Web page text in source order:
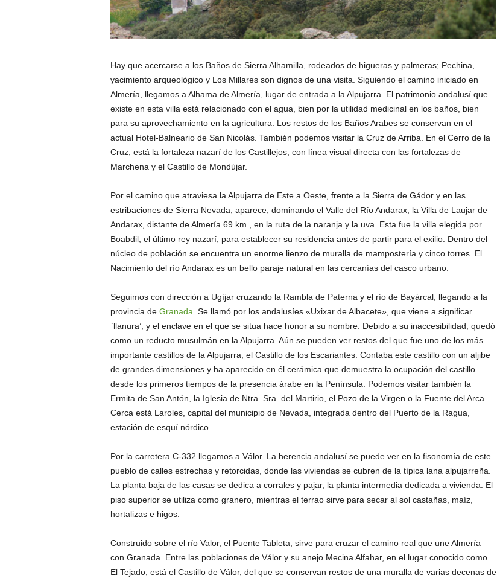
Hay que acercarse a los Baños de Sierra Alhamilla, rodeados de higueras y palmeras; Pechina,
yacimiento arqueológico y Los Millares son dignos de una visita. Siguiendo el camino iniciado en
Almería, llegamos a Alhama de Almería, lugar de entrada a la Alpujarra. El patrimonio andalusí que
existe en esta villa está relacionado con el agua, bien por la utilidad medicinal en los baños, bien
para su aprovechamiento en la agricultura. Los restos de los Baños Arabes se conservan en el
actual Hotel-Balneario de San Nicolás. También podemos visitar la Cruz de Arriba. En el Cerro de la
Cruz, está la fortaleza nazarí de los Castillejos, con línea visual directa con las fortalezas de
Marchena y el Castillo de Mondújar.
Por el camino que atraviesa la Alpujarra de Este a Oeste, frente a la Sierra de Gádor y en las
estribaciones de Sierra Nevada, aparece, dominando el Valle del Río Andarax, la Villa de Laujar de
Andarax, distante de Almería 69 km., en la ruta de la naranja y la uva. Esta fue la villa elegida por
Boabdil, el último rey nazarí, para establecer su residencia antes de partir para el exilio. Dentro del
núcleo de población se encuentra un enorme lienzo de muralla de mampostería y cinco torres. El
Nacimiento del río Andarax es un bello paraje natural en las cercanías del casco urbano.
Seguimos con dirección a Ugíjar cruzando la Rambla de Paterna y el río de Bayárcal, llegando a la
provincia de Granada. Se llamó por los andalusíes «Uxixar de Albacete», que viene a significar
`llanura’, y el enclave en el que se situa hace honor a su nombre. Debido a su inaccesibilidad, quedó
como un reducto musulmán en la Alpujarra. Aún se pueden ver restos del que fue uno de los más
importante castillos de la Alpujarra, el Castillo de los Escariantes. Contaba este castillo con un aljibe
de grandes dimensiones y ha aparecido en él cerámica que demuestra la ocupación del castillo
desde los primeros tiempos de la presencia árabe en la Península. Podemos visitar también la
Ermita de San Antón, la Iglesia de Ntra. Sra. del Martirio, el Pozo de la Virgen o la Fuente del Arca.
Cerca está Laroles, capital del municipio de Nevada, integrada dentro del Puerto de la Ragua,
estación de esquí nórdico.
Por la carretera C-332 llegamos a Válor. La herencia andalusí se puede ver en la fisonomía de este
pueblo de calles estrechas y retorcidas, donde las viviendas se cubren de la típica lana alpujarreña.
La planta baja de las casas se dedica a corrales y pajar, la planta intermedia dedicada a vivienda. El
piso superior se utiliza como granero, mientras el terrao sirve para secar al sol castañas, maíz,
hortalizas e higos.
Construido sobre el río Valor, el Puente Tableta, sirve para cruzar el camino real que une Almería
con Granada. Entre las poblaciones de Válor y su anejo Mecina Alfahar, en el lugar conocido como
El Tejado, está el Castillo de Válor, del que se conservan restos de una muralla de varias decenas de